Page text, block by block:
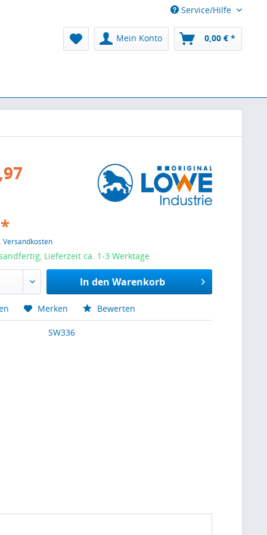
Service/Hilfe
Mein Konto 0,00 € *
Versandkosten
Lieferzeit ca. 1-3 Werktage
In den Warenkorb
Merken Bewerten
SW336